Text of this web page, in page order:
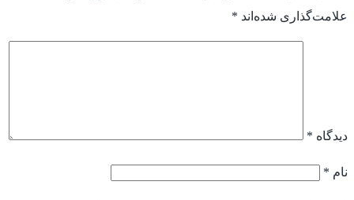
علامت‌گذاری شده‌اند *
دیدگاه *
نام *